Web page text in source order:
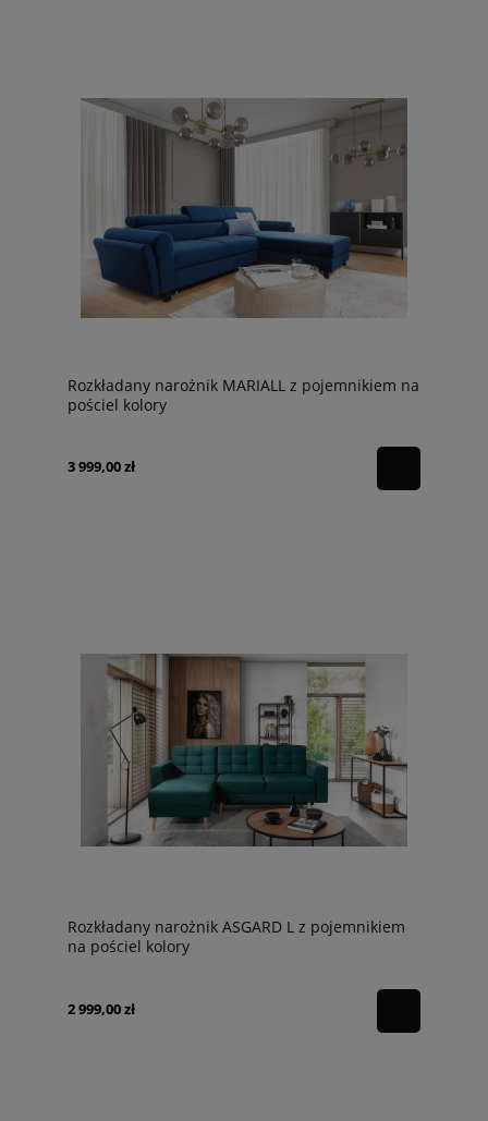
Rozkładany narożnik MARIALL z pojemnikiem na
pościel kolory
3 999,00 zł
Rozkładany narożnik ASGARD L z pojemnikiem
na pościel kolory
2 999,00 zł